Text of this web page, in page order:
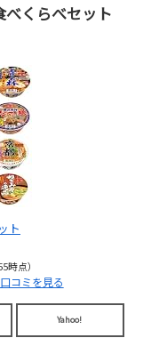
べくらべセット
ト
時点）
コミを見る
Yahoo!